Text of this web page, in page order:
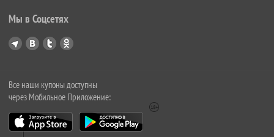
Мы в Соцсетях
Все наши купоны доступны
через Мобильное Приложение: